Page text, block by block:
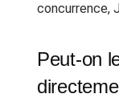
concurrence,
Peut-on